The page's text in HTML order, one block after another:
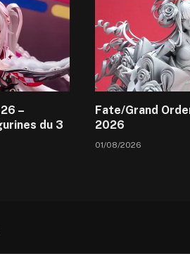
–
du 3
Fate/Grand
2026
01/08/2026